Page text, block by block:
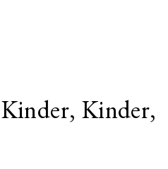
Kinder,